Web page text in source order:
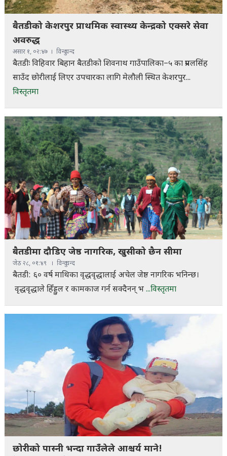
बैतडीको केशरपुर प्राथमिक स्वास्थ्य केन्द्रको एक्सरे सेवा
अवरुद्ध
असार १, ०२:४७ विन्दु चन्द
बैतडीः विहिवार बिहान बैतडीको शिवनाथ गाउँपालिका–५ का प्रमलसिंह
साउँद छोरीलाई लिएर उपचारका लागि मेलौली स्थित केशरपुर...
विस्तृतमा
बैतडीमा दौडिए जेष्ठ नागरिक, खुसीको छैन सीमा
जेठ २८, ०१:४९ विन्दु चन्द
बैतडी: ६० वर्ष माथिका वृद्धवृद्धालाई अचेल जेष्ठ नागरिक भनिन्छ।
वृद्धवृद्धाले हिँड्डुल र कामकाज गर्न सक्दैनन् भ...विस्तृतमा
छोरीको पास्नी भन्दा गाउँलेले आश्चर्य माने!